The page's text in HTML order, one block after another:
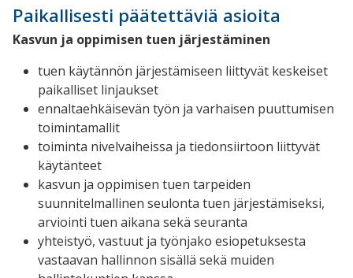
Paikallisesti päätettäviä asioita
Kasvun ja oppimisen tuen järjestäminen
tuen käytännön järjestämiseen liittyvät keskeiset
paikalliset linjaukset
ennaltaehkäisevän työn ja varhaisen puuttumisen
toimintamallit
toiminta nivelvaiheissa ja tiedonsiirtoon liittyvät
käytänteet
kasvun ja oppimisen tuen tarpeiden
suunnitelmallinen seulonta tuen järjestämiseksi,
arviointi tuen aikana sekä seuranta
yhteistyö, vastuut ja työnjako esiopetuksesta
vastaavan hallinnon sisällä sekä muiden